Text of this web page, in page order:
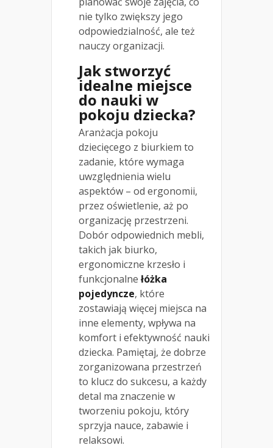
nie tylko zwiększy jego
odpowiedzialność, ale też
nauczy organizacji.
Jak stworzyć
idealne miejsce
do nauki w
pokoju dziecka?
Aranżacja pokoju
dziecięcego z biurkiem to
zadanie, które wymaga
uwzględnienia wielu
aspektów – od ergonomii,
przez oświetlenie, aż po
organizację przestrzeni.
Dobór odpowiednich mebli,
takich jak biurko,
ergonomiczne krzesło i
funkcjonalne łóżka
pojedyncze, które
zostawiają więcej miejsca na
inne elementy, wpływa na
komfort i efektywność nauki
dziecka. Pamiętaj, że dobrze
zorganizowana przestrzeń
to klucz do sukcesu, a każdy
detal ma znaczenie w
tworzeniu pokoju, który
sprzyja nauce, zabawie i
relaksowi.